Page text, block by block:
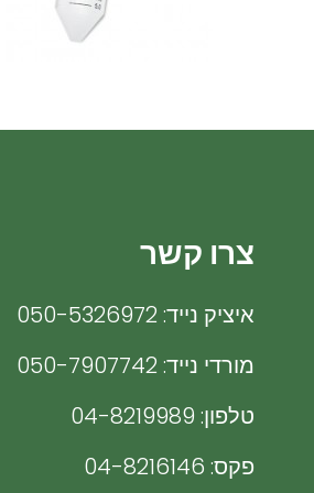
צרו קשר
איציק נייד: 050-5326972
מורדי נייד: 050-7907742
טלפון: 04-8219989
פקס: 04-8216146